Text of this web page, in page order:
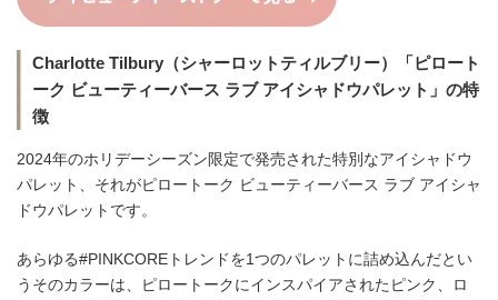
Charlotte Tilbury（シャーロットティルブリー）「ピロート
ーク ビューティーバース ラブ アイシャドウパレット」の特
徴
2024年のホリデーシーズン限定で発売された特別なアイシャドウ
パレット、それがピロートーク ビューティーバース ラブ アイシャ
ドウパレットです。
あらゆる#PINKCOREトレンドを1つのパレットに詰め込んだとい
うそのカラーは、ピロートークにインスパイアされたピンク、ロ